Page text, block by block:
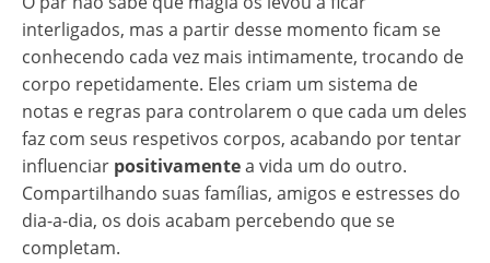
interligados, mas a partir desse momento ficam se
conhecendo cada vez mais intimamente, trocando de
corpo repetidamente. Eles criam um sistema de
notas e regras para controlarem o que cada um deles
faz com seus respetivos corpos, acabando por tentar
influenciar positivamentea vida um do outro.
Compartilhando suas famílias, amigos e estresses do
dia-a-dia, os dois acabam percebendo que se
completam.